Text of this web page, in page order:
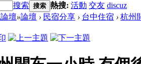
搜索 搜索 熱搜: 活動 交友 discuz
壇»論壇 › 民宿分享 › 台中住宿 › 杭州